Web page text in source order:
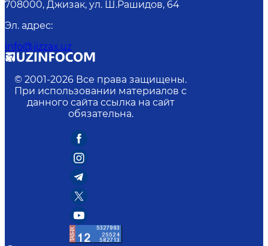
708000, Джизак, ул. Ш.Рашидов, 64
Эл. адрес:
info@jizzax.uz
© 2001-2026 Все права защищены.
При использовании материалов с
данного сайта ссылка на сайт
обязательна.